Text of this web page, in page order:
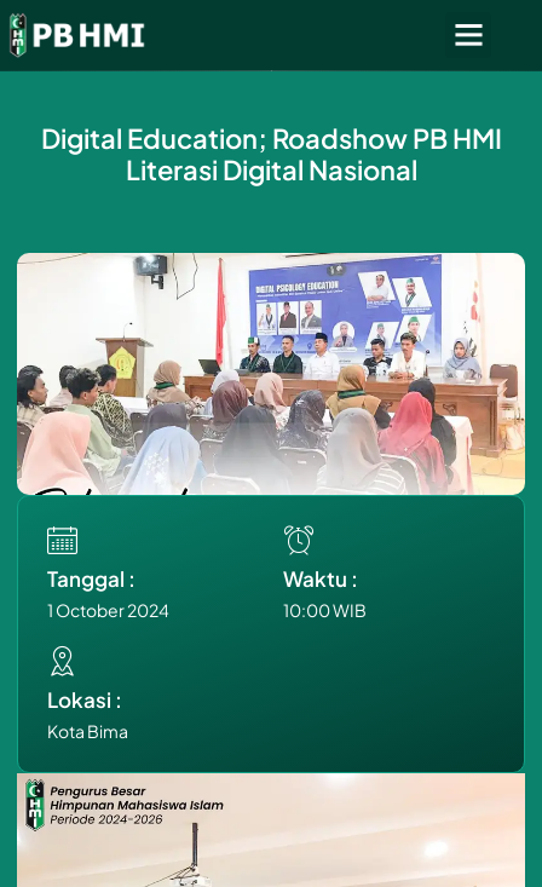
Digital Education; Roadshow PB HMI
Literasi Digital Nasional
Tanggal :
1 October 2024
Waktu :
10:00 WIB
Lokasi :
Kota Bima